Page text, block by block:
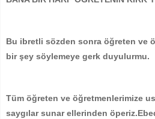
Bu ibretli sözden sonra öğreten ve
bir şey söylemeye gerk duyulurmu.
Tüm öğreten ve öğretmenlerimize
saygılar sunar ellerinden